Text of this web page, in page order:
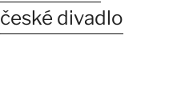
české divadlo